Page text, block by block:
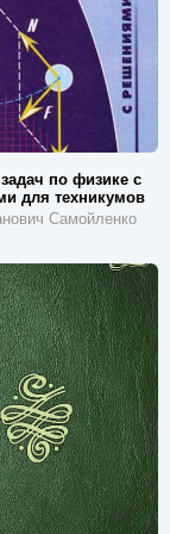
по физике с
для техникумов
Самойленко